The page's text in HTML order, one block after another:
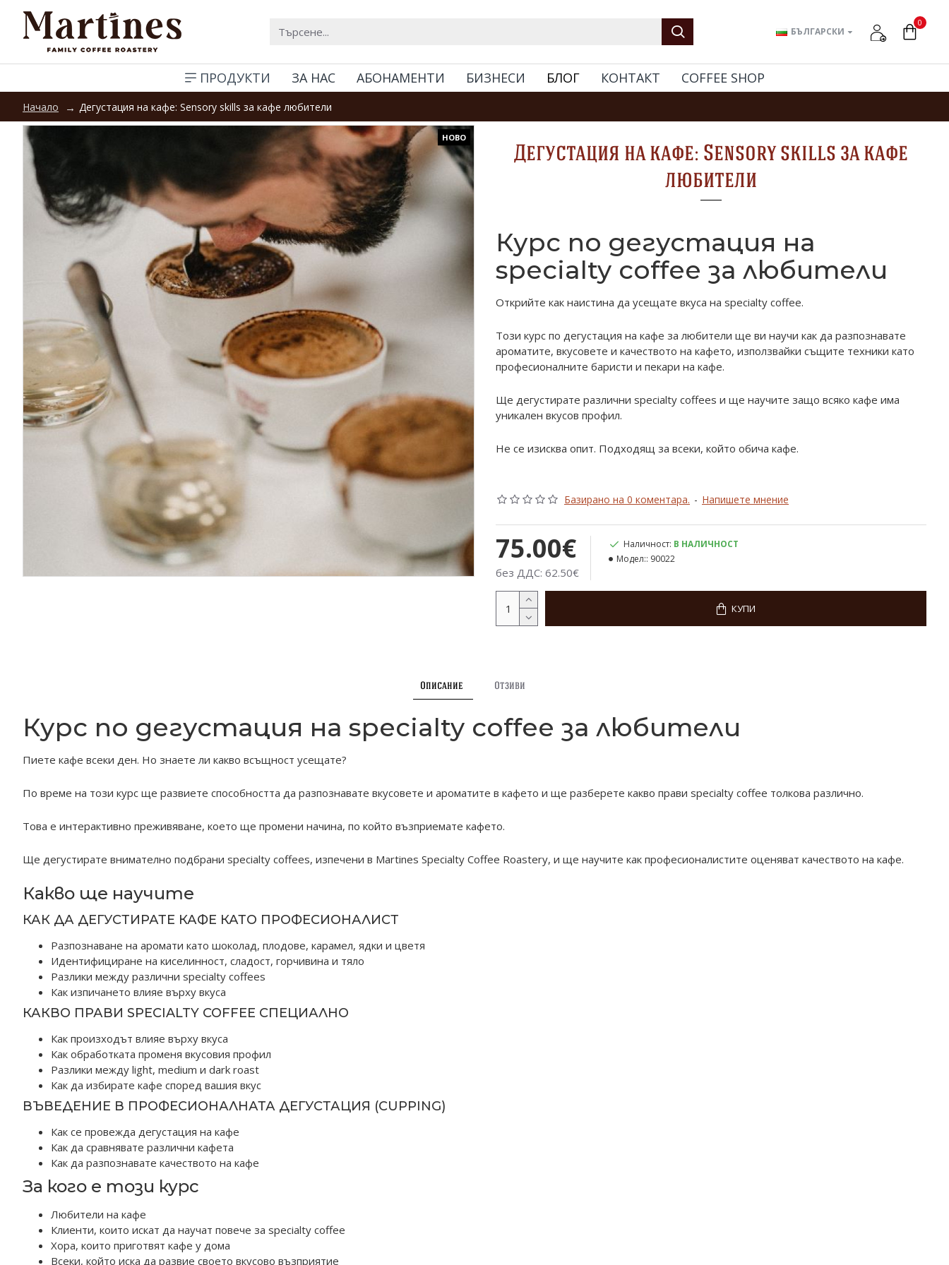
БЪЛГАРСКИ
0
ПРОДУКТИ ЗА НАС АБОНАМЕНТИ БИЗНЕСИ БЛОГ КОНТАКТ COFFEE SHOP
Начало Дегустация на кафе: Sensory skills за кафе любители
НОВО
Дегустация на кафе: Sensory skills за кафе
любители
Курс по дегустация на
specialty coffee за любители
Открийте как наистина да усещате вкуса на specialty coffee.
Този курс по дегустация на кафе за любители ще ви научи как да разпознавате
ароматите, вкусовете и качеството на кафето, използвайки същите техники като
професионалните баристи и пекари на кафе.
Ще дегустирате различни specialty coffees и ще научите защо всяко кафе има
уникален вкусов профил.
Не се изисква опит. Подходящ за всеки, който обича кафе.
Базирано на 0 коментара. - Напишете мнение
75.00€
без ДДС: 62.50€
Наличност: В НАЛИЧНОСТ
Модел:: 90022
КУПИ
Описание Отзиви
Курс по дегустация на specialty coffee за любители
Пиете кафе всеки ден. Но знаете ли какво всъщност усещате?
По време на този курс ще развиете способността да разпознавате вкусовете и ароматите в кафето и ще разберете какво прави specialty coffee толкова различно.
Това е интерактивно преживяване, което ще промени начина, по който възприемате кафето.
Ще дегустирате внимателно подбрани specialty coffees, изпечени в Martines Specialty Coffee Roastery, и ще научите как професионалистите оценяват качеството на кафе.
Какво ще научите
КАК ДА ДЕГУСТИРАТЕ КАФЕ КАТО ПРОФЕСИОНАЛИСТ
Разпознаване на аромати като шоколад, плодове, карамел, ядки и цветя
Идентифициране на киселинност, сладост, горчивина и тяло
Разлики между различни specialty coffees
Как изпичането влияе върху вкуса
КАКВО ПРАВИ SPECIALTY COFFEE СПЕЦИАЛНО
Как произходът влияе върху вкуса
Как обработката променя вкусовия профил
Разлики между light, medium и dark roast
Как да избирате кафе според вашия вкус
ВЪВЕДЕНИЕ В ПРОФЕСИОНАЛНАТА ДЕГУСТАЦИЯ (CUPPING)
Как се провежда дегустация на кафе
Как да сравнявате различни кафета
Как да разпознавате качеството на кафе
За кого е този курс
Любители на кафе
Клиенти, които искат да научат повече за specialty coffee
Хора, които приготвят кафе у дома
Всеки, който иска да развие своето вкусово възприятие